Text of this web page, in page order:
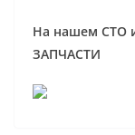
На нашем СТО
ЗАПЧАСТИ